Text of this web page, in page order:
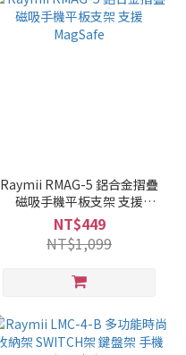
Raymii RMAG-5 鋁合金摺疊
磁吸手機平板支架 支援
MagSafe
NT$449
NT$1,099